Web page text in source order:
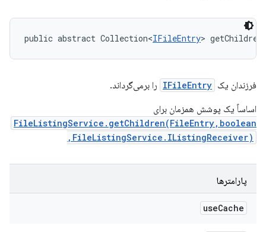
public abstract Collection<IFileEntry> getChildren
فرزندان یک IFileEntry را برمی‌گرداند.
اساساً یک پوشش همزمان برای
FileListingService.getChildren(FileEntry,boolean
,FileListingService.IListingReceiver)
پارامترها
useCache